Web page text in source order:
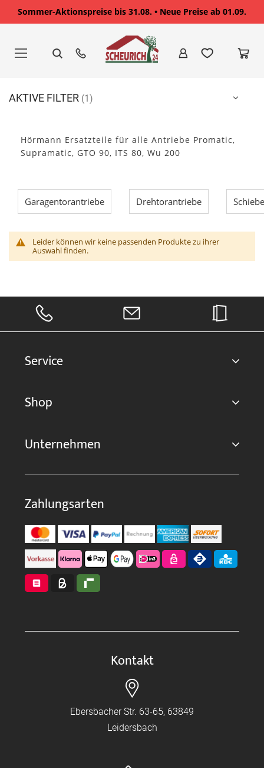
Sommer-Aktionspreise bis 31.08. • Neue Preise ab 01.09.
springen
Hörmann Ersatzteile für alle Antriebe Promatic,
Supramatic, GTO 90, ITS 80, Wu 200
Garagentorantriebe Drehtorantriebe
Leider können wir keine passenden Produkte zu ihrer
Auswahl finden.
AKTIVE FILTER
Service
Shop
Unternehmen
Zahlungsarten
Kontakt
Ebersbacher Str. 63-65, 63849
Leidersbach